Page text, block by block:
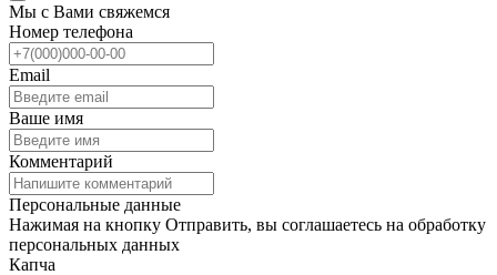
Мы с Вами свяжемся
Номер телефона
Email
Ваше имя
Комментарий
Персональные данные
Нажимая на кнопку Отправить, вы соглашаетесь на обработку
персональных данных
Капча